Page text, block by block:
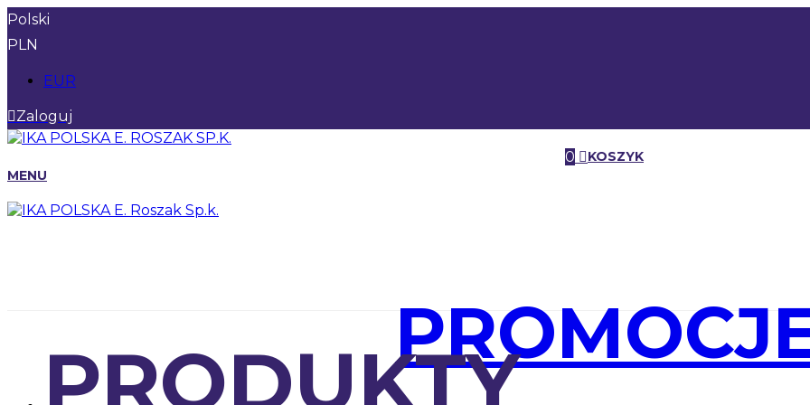
Polski
PLN
EUR
Zaloguj
0
KOSZYK
MENU
PRODUKTY